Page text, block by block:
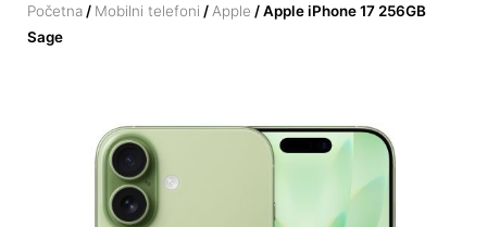
Početna / Mobilni telefoni / Apple / Apple iPhone 17 256GB
Sage